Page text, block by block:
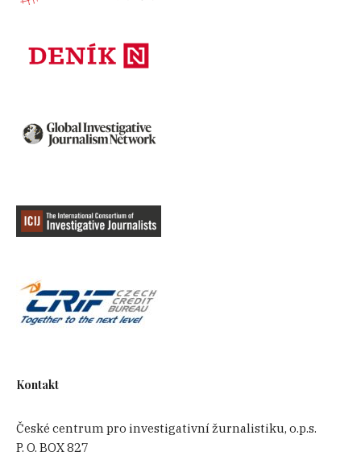
Kontakt
České centrum pro investigativní žurnalistiku, o.p.s.
P. O. BOX 827